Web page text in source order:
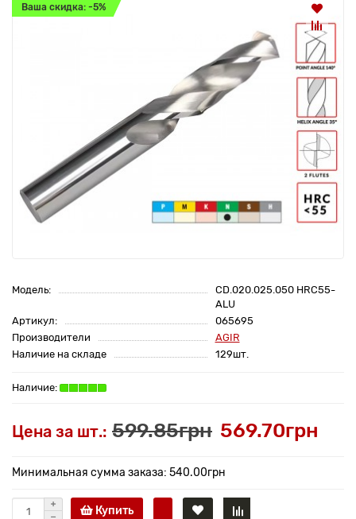
Ваша скидка: -5%
Модель:
CD.020.025.050 HRC55-
ALU
Артикул:
065695
Производители
AGIR
Наличие на складе
129шт.
Цена за шт.: 599.85грн 569.70грн
Минимальная сумма заказа: 540.00грн
Купить